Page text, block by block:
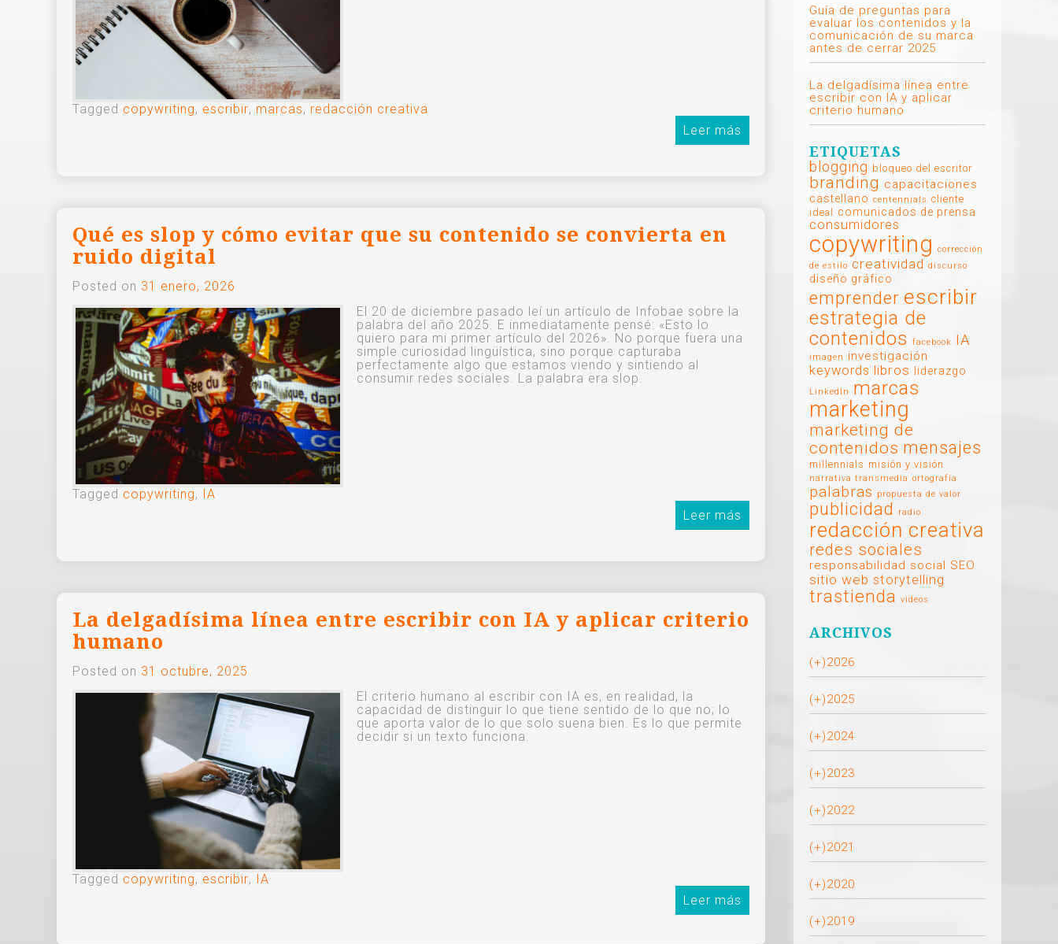
Tagged copywriting, escribir, marcas, redacción creativa
Leer más
Qué es slop y cómo evitar que su contenido se convierta en
ruido digital
Posted on 31 enero, 2026
El 20 de diciembre pasado leí un artículo de Infobae sobre la
palabra del año 2025. E inmediatamente pensé: «Esto lo
quiero para mi primer artículo del 2026». No porque fuera una
simple curiosidad lingüística, sino porque capturaba
perfectamente algo que estamos viendo y sintiendo al
consumir redes sociales. La palabra era slop.
Tagged copywriting, IA
Leer más
La delgadísima línea entre escribir con IA y aplicar criterio
humano
Posted on 31 octubre, 2025
El criterio humano al escribir con IA es, en realidad, la
capacidad de distinguir lo que tiene sentido de lo que no; lo
que aporta valor de lo que solo suena bien. Es lo que permite
decidir si un texto funciona.
Tagged copywriting, escribir, IA
Leer más
Guía de preguntas para
evaluar los contenidos y la
comunicación de su marca
antes de cerrar 2025
La delgadísima línea entre
escribir con IA y aplicar
criterio humano
ETIQUETAS
blogging bloqueo del escritor
branding capacitaciones
castellano centennials cliente
ideal
comunicados de prensa
consumidores
copywriting
corrección
de estilo creatividad discurso
diseño gráfico
emprender escribir
estrategia de
contenidos
facebook IA
imagen investigación
keywords libros liderazgo
LinkedIn marcas
marketing
marketing de
contenidos mensajes
millennials misión y visión
narrativa transmedia ortografía
palabras propuesta de valor
publicidad radio
redacción creativa
redes sociales
responsabilidad social SEO
sitio web storytelling
trastienda videos
ARCHIVOS
(+)2026
(+)2025
(+)2024
(+)2023
(+)2022
(+)2021
(+)2020
(+)2019